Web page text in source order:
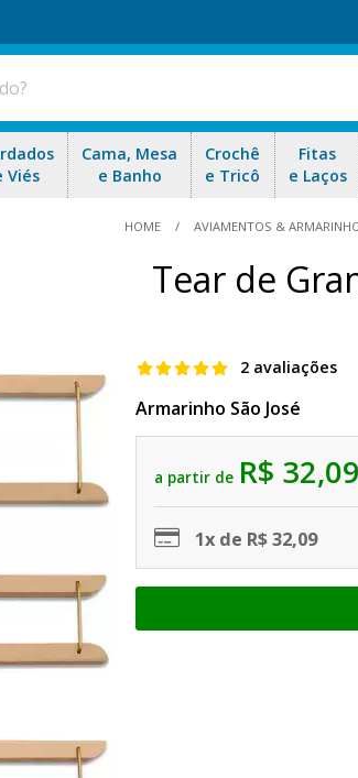
Viés
Cama, Mesa
e Banho
Crochê
e Tricô
Fitas
e Laços
HOME AVIAMENTOS &
Tear de
2 avaliações
Armarinho São José
a partir de R$ 32,09
1x de R$ 32,09